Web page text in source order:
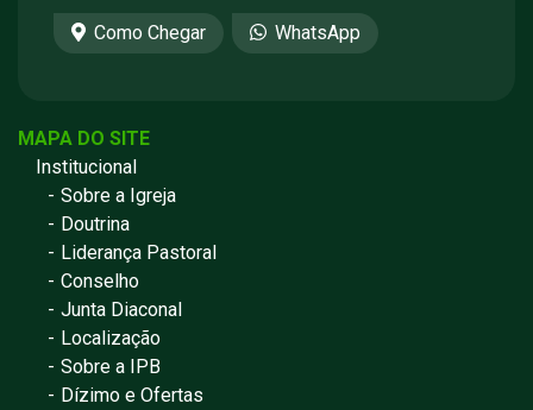
Como Chegar WhatsApp
MAPA DO SITE
Institucional
Sobre a Igreja
Doutrina
Liderança Pastoral
Conselho
Junta Diaconal
Localização
Sobre a IPB
Dízimo e Ofertas